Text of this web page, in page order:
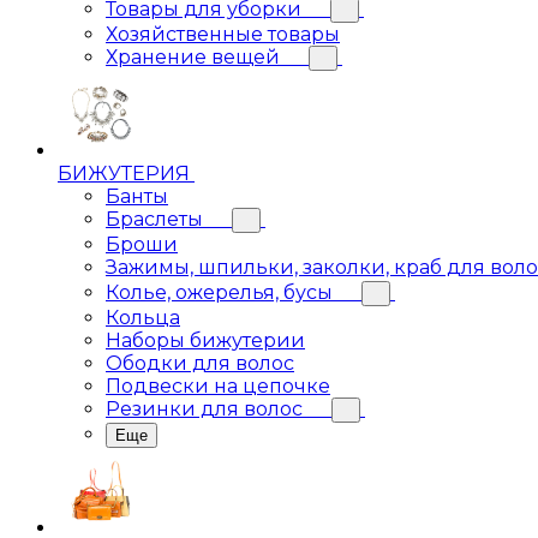
Товары для уборки
Хозяйственные товары
Хранение вещей
БИЖУТЕРИЯ
Банты
Браслеты
Броши
Зажимы, шпильки, заколки, краб для
Колье, ожерелья, бусы
Кольца
Наборы бижутерии
Ободки для волос
Подвески на цепочке
Резинки для волос
Еще